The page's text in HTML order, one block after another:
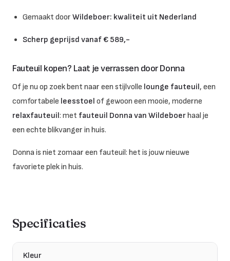
Gemaakt door Wildeboer: kwaliteit uit Nederland
Scherp geprijsd vanaf € 589,-
Fauteuil kopen? Laat je verrassen door Donna
Of je nu op zoek bent naar een stijlvolle lounge fauteuil, een
comfortabele leesstoel of gewoon een mooie, moderne
relaxfauteuil: met fauteuil Donna van Wildeboerhaal je
een echte blikvanger in huis.
Donna is niet zomaar een fauteuil: het is jouw nieuwe
favoriete plek in huis.
Specificaties
Kleur